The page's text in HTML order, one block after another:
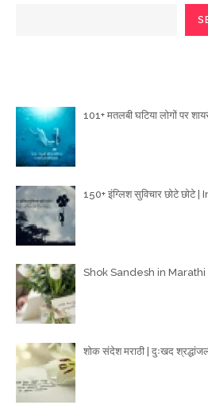
101+ मतलबी घटिया लोगों पर
150+ इंग्लिश सुविचार छोटे
Shok Sandesh in Marathi |
शोक संदेश मराठी | दुःखद